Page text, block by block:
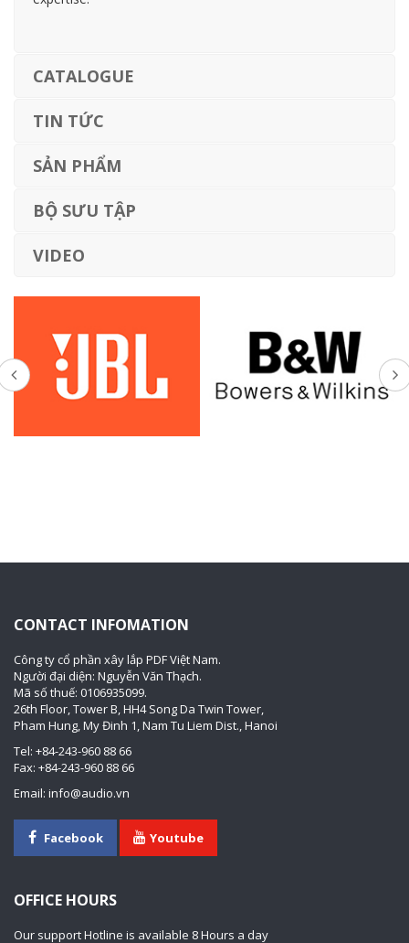
CATALOGUE
TIN TỨC
SẢN PHẨM
BỘ SƯU TẬP
VIDEO
CONTACT INFOMATION
Công ty cổ phần xây lắp PDF Việt Nam.
Người đại diện: Nguyễn Văn Thạch.
Mã số thuế: 0106935099.
26th Floor, Tower B, HH4 Song Da Twin Tower,
Pham Hung, My Đinh 1, Nam Tu Liem Dist., Hanoi
Tel: +84-243-960 88 66
Fax: +84-243-960 88 66
Email: info@audio.vn
Facebook Youtube
OFFICE HOURS
Our support Hotline is available 8 Hours a day